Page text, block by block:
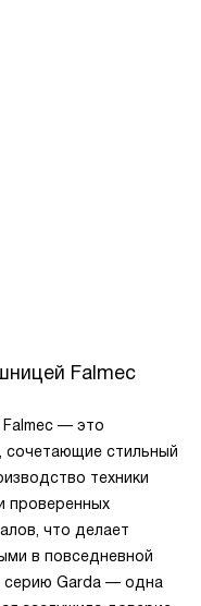
Falmec
Falmec — это
сочетающие стильный
техники
проверенных
что делает
в повседневной
серию Garda — одна